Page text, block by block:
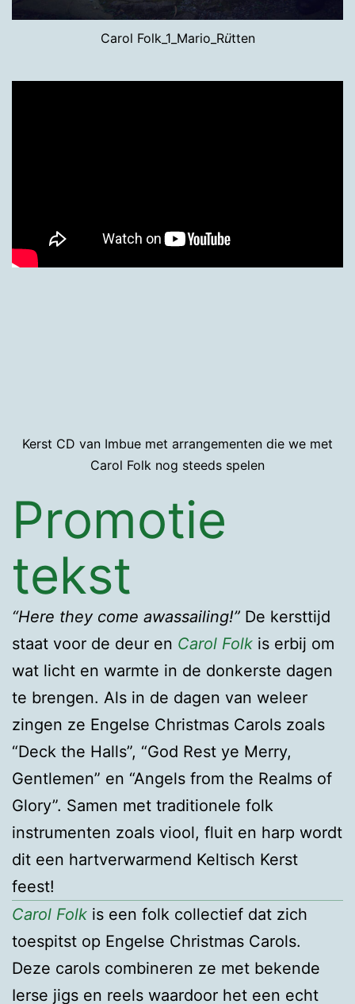
Carol Folk_1_Mario_Rütten
Kerst CD van Imbue met arrangementen die we met
Carol Folk nog steeds spelen
Promotie
tekst
“Here they come awassailing!” De kersttijd
staat voor de deur en Carol Folk is erbij om
wat licht en warmte in de donkerste dagen
te brengen. Als in de dagen van weleer
zingen ze Engelse Christmas Carols zoals
“Deck the Halls”, “God Rest ye Merry,
Gentlemen” en “Angels from the Realms of
Glory”. Samen met traditionele folk
instrumenten zoals viool, fluit en harp wordt
dit een hartverwarmend Keltisch Kerst
feest!
Carol Folk is een folk collectief dat zich
toespitst op Engelse Christmas Carols.
Deze carols combineren ze met bekende
Ierse jigs en reels waardoor het een echt